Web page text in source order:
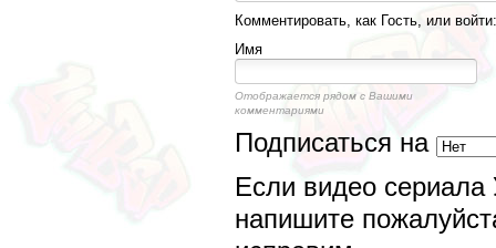
Комментировать, как Гость, или войти:
Имя
Отображается рядом с Вашими
комментариями
Подписаться на
Если видео сериала
напишите